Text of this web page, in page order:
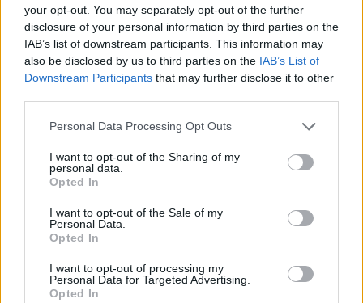
your opt-out. You may separately opt-out of the further
disclosure of your personal information by third parties on the
IAB’s list of downstream participants. This information may
also be disclosed by us to third parties on the IAB’s List of
Downstream Participants that may further disclose it to other
Please note that this website/app uses one or more Google
not limited to your visit or usage behaviour. You may click to
grant or deny consent to Google and its third-party tags to
use your data for below specified purposes in below Google
consent section.
Personal Data Processing Opt Outs
I want to opt-out of the Sharing of my
personal data.
Opted In
I want to opt-out of the Sale of my
Personal Data.
Opted In
I want to opt-out of processing my
Personal Data for Targeted Advertising.
Opted In